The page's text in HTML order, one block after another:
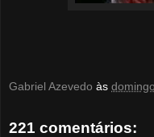
Gabriel Azevedo às
221 comentários: